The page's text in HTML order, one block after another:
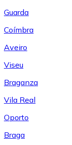
Guarda
Coímbra
Aveiro
Viseu
Braganza
Vila Real
Oporto
Braga